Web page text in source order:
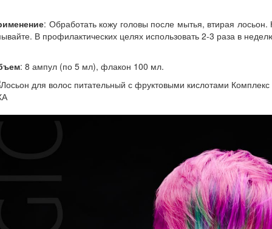
: Обработать кожу головы после мытья, втирая лосьон.
В профилактических целях использовать 2-3 раза в
: 8 ампул (по 5 мл), флакон 100 мл.